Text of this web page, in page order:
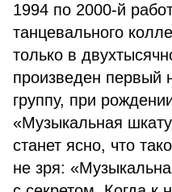
1994 по 2000-й
танцевального
только в
произведен первый
группу, при
«Музыкальная
станет ясно, что
не зря: